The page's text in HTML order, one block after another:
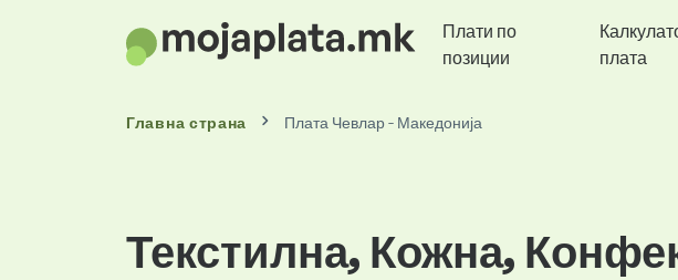
Плати по
позиции
плата
Главна страна Плата Чевлар - Македонија
Текстилна, Кожна,